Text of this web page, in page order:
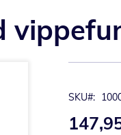
SKU